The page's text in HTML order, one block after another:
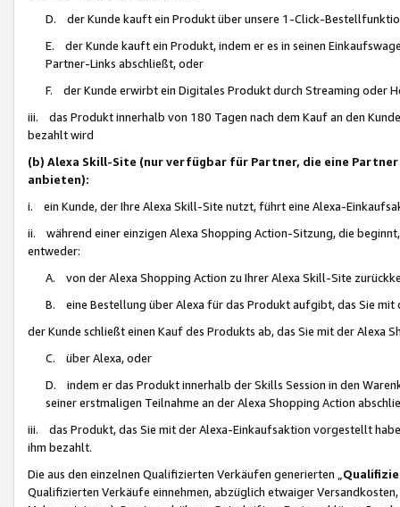
D. der Kunde kauft ein Produkt über unsere 1-Click-
E. der Kunde kauft ein Produkt, indem er es in seinen
Partner-Links abschließt, oder
F. der Kunde erwirbt ein Digitales Produkt durch Streaming oder
iii. das Produkt innerhalb von 180 Tagen nach dem Kauf an den
bezahlt wird
(b) Alexa Skill-Site (nur verfügbar für Partner, die eine
anbieten):
i. ein Kunde, der Ihre Alexa Skill-Site nutzt, führt eine Alexa-
ii. während einer einzigen Alexa Shopping Action-Sitzung, die
entweder:
A. von der Alexa Shopping Action zu Ihrer Alexa Skill-Site
B. eine Bestellung über Alexa für das Produkt aufgibt, das Sie mit
der Kunde schließt einen Kauf des Produkts ab, das Sie mit der Alexa
C. über Alexa, oder
D. indem er das Produkt innerhalb der Skills Session in den
seiner erstmaligen Teilnahme an der Alexa Shopping Action
iii. das Produkt, das Sie mit der Alexa-Einkaufsaktion vorgestellt
ihm bezahlt.
Die aus den einzelnen Qualifizierten Verkäufen generierten „
Qualifizierten Verkäufe einnehmen, abzüglich etwaiger